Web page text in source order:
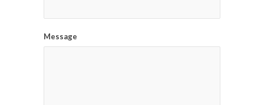
Message